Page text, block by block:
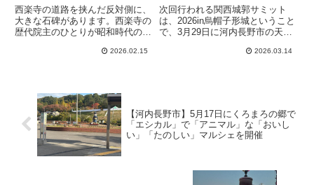
そこに昭和の工事に関する
碑が
西楽寺の道路を挟んだ反対側に、
大きな石碑があります。西楽寺の
歴代院主のひとりが昭和時代の道
う証となる石碑です。紀功碑のお
2026.02.15
越峠を見張った上河内城跡
次回行われる関西城郭サミット
は、2026in烏帽子形城ということ
で、3月29日に河内長野市の天野
「中世の戦いと甲冑・弓」で、
2026.03.14
【河内長野市】5月17日にくろまろの郷で
「エシカル」で「アニマル」な「おいし
い」「たのしい」マルシェを開催